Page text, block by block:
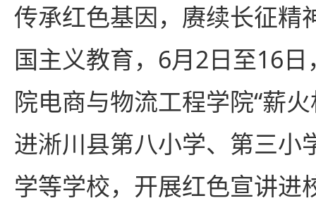
传承红色基因，赓续长征精
国主义教育，6月2日至16
院电商与物流工程学院“薪
进淅川县第八小学、第三小
学等学校，开展红色宣讲进